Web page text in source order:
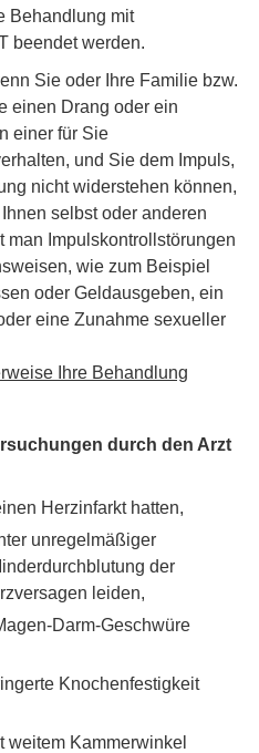
Behandlung mit
beendet werden.
Sie oder Ihre Familie bzw.
einen Drang oder ein
einer für Sie
und Sie dem Impuls,
nicht widerstehen können,
selbst oder anderen
Impulskontrollstörungen
wie zum Beispiel
oder Geldausgeben, ein
eine Zunahme sexueller
Ihre Behandlung
durch den Arzt
Herzinfarkt hatten,
unregelmäßiger
der
leiden,
Darm-Geschwüre
Knochenfestigkeit
weitem Kammerwinkel